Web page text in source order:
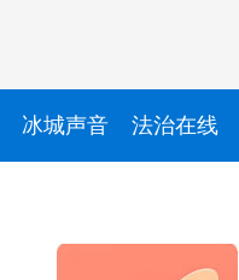
冰城声音 法治在线